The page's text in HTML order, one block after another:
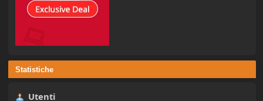
Statistiche
Utenti